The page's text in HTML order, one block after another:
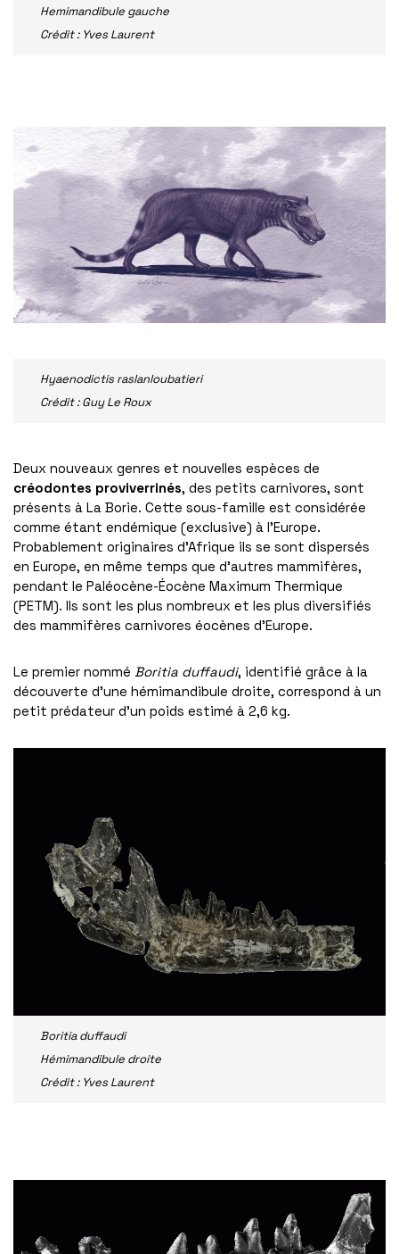
Hemimandibule gauche
Crédit : Yves Laurent
Hyaenodictis raslanloubatieri
Crédit : Guy Le Roux
Deux nouveaux genres et nouvelles espèces de
créodontes proviverrinés, des petits carnivores, sont
présents à La Borie. Cette sous-famille est considérée
comme étant endémique (exclusive) à l’Europe.
Probablement originaires d’Afrique ils se sont dispersés
en Europe, en même temps que d’autres mammifères,
pendant le Paléocène-Éocène Maximum Thermique
(PETM). Ils sont les plus nombreux et les plus diversifiés
des mammifères carnivores éocènes d’Europe.
Le premier nommé Boritia duffaudi, identifié grâce à la
découverte d’une hémimandibule droite, correspond à un
petit prédateur d’un poids estimé à 2,6 kg.
Boritia duffaudi
Hémimandibule droite
Crédit : Yves Laurent